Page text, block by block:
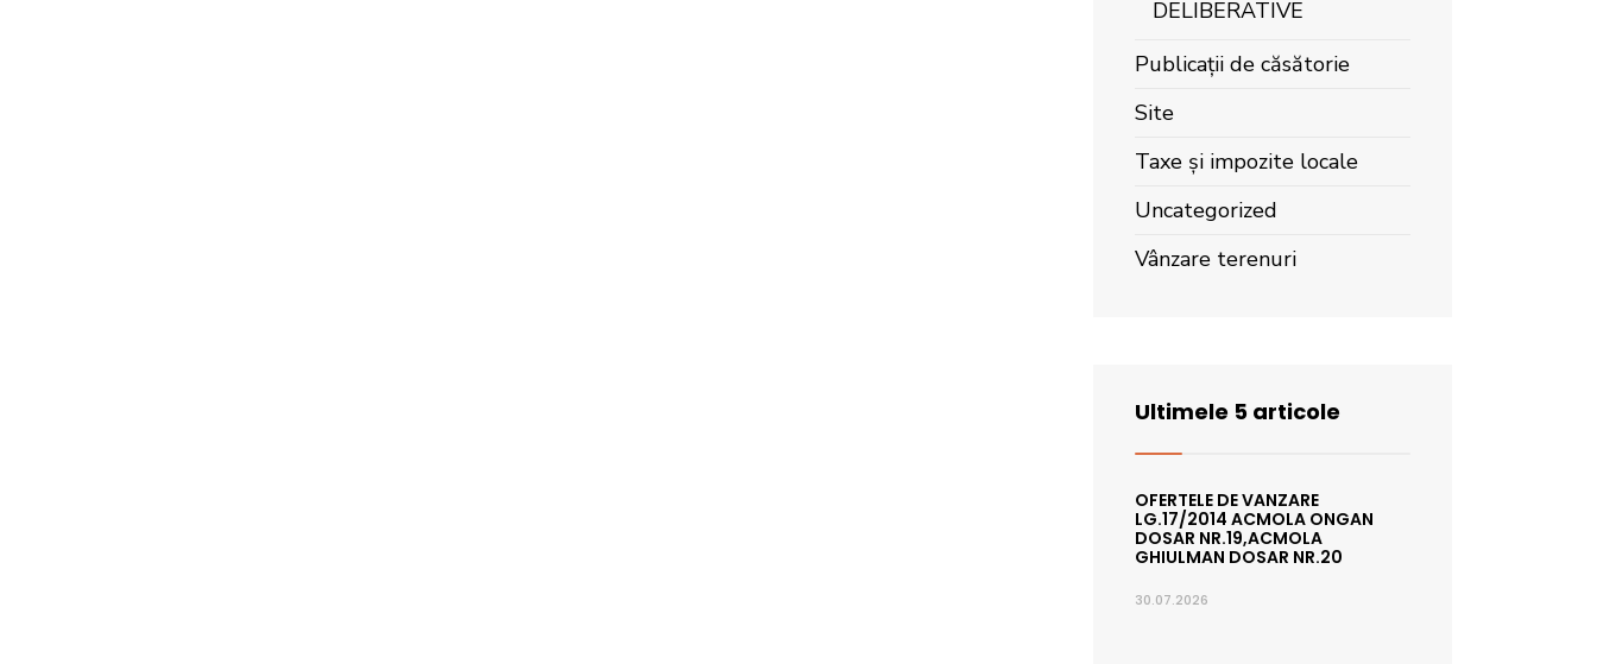
DELIBERATIVE
Publicații de căsătorie
Site
Taxe și impozite locale
Uncategorized
Vânzare terenuri
Ultimele 5 articole
OFERTELE DE VANZARE
LG.17/2014 ACMOLA ONGAN
DOSAR NR.19,ACMOLA
GHIULMAN DOSAR NR.20
30.07.2026